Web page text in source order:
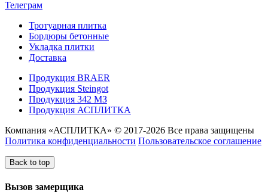
Телеграм
Тротуарная плитка
Бордюры бетонные
Укладка плитки
Доставка
Продукция BRAER
Продукция Steingot
Продукция 342 МЗ
Продукция АСПЛИТКА
Компания «АСПЛИТКА» © 2017-2026 Все права защищены
Политика конфиденциальности Пользовательское соглашение
Back to top
Вызов замерщика